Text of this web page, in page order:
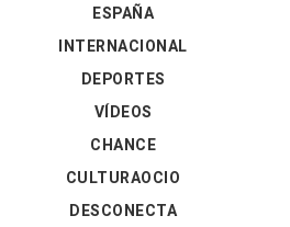
ESPAÑA
INTERNACIONAL
DEPORTES
VÍDEOS
CHANCE
CULTURAOCIO
DESCONECTA